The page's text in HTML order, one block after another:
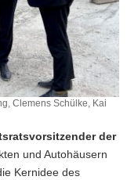
Clemens Schülke, Kai
der
und Autohäusern
Kernidee des